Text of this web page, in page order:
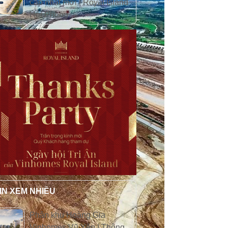
cập nhật mới | Royal Island
Hải Phòng
XEM NHIỀU
Phân khu Hoàng Gia